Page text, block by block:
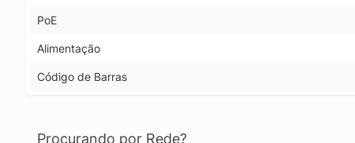
PoE
Alimentação
Código de Barras
Procurando por Rede?